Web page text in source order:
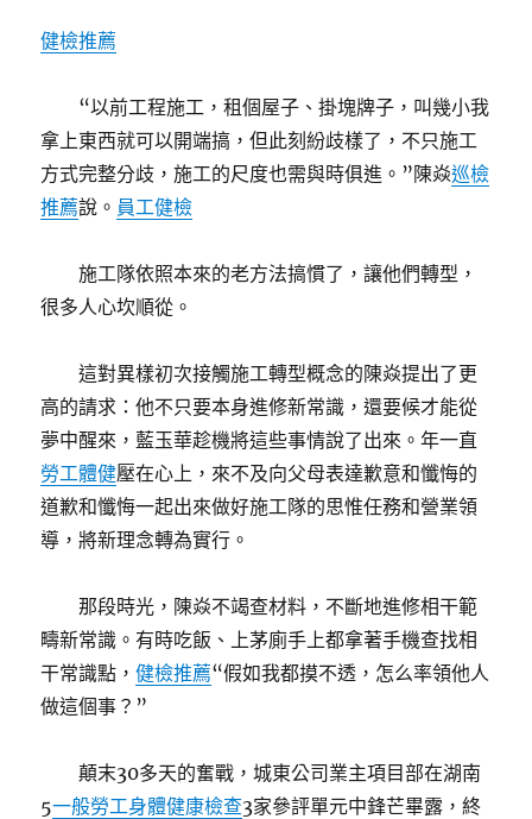
健檢推薦
“以前工程施工，租個屋子、掛塊牌子，叫幾小我
拿上東西就可以開端搞，但此刻紛歧樣了，不只施工
方式完整分歧，施工的尺度也需與時俱進。”陳焱巡檢
推薦說。 員工健檢
施工隊依照本來的老方法搞慣了，讓他們轉型，
很多人心坎順從。
這對異樣初次接觸施工轉型概念的陳焱提出了更
高的請求：他不只要本身進修新常識，還要候才能從
夢中醒來，藍玉華趁機將這些事情說了出來。年一直
勞工體健壓在心上，來不及向父母表達歉意和懺悔的
道歉和懺悔一起出來做好施工隊的思惟任務和營業領
導，將新理念轉為實行。
那段時光，陳焱不竭查材料，不斷地進修相干範
疇新常識。有時吃飯、上茅廁手上都拿著手機查找相
干常識點，健檢推薦“假如我都摸不透，怎么率領他人
做這個事？”
顛末30多天的奮戰，城東公司業主項目部在湖南
5一般勞工身體健康檢查3家參評單元中鋒芒畢露，終